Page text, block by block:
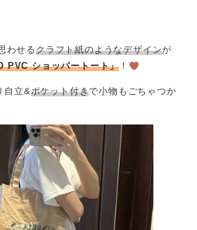
わせるクラフト紙のようなデザインが
PVC ショッパートート」 ！
自立&ポケット付きで小物もごちゃつか